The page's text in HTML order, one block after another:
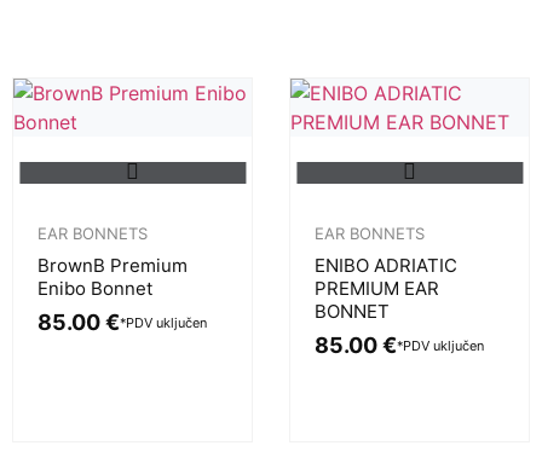
EAR BONNETS
BrownB Premium
Enibo Bonnet
85.00€*PDV uključen
EAR BONNETS
ENIBO ADRIATIC
PREMIUM EAR
BONNET
85.00€*PDV uključen